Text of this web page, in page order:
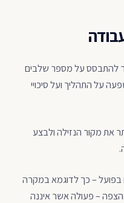
להתבסס על מספר שלבים
על התהליך ועל סיכויי
את מקור הנזילה ולבצע
– כך לדוגמא במקרה
– פעולה אשר איננה